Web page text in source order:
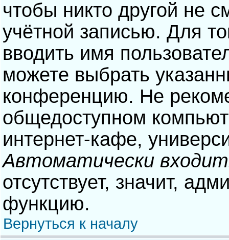
чтобы никто другой не
учётной записью. Для
вводить имя
можете выбрать
конференцию. Не
общедоступном
интернет-кафе,
Автоматически
отсутствует, значит,
функцию.
Вернуться к началу